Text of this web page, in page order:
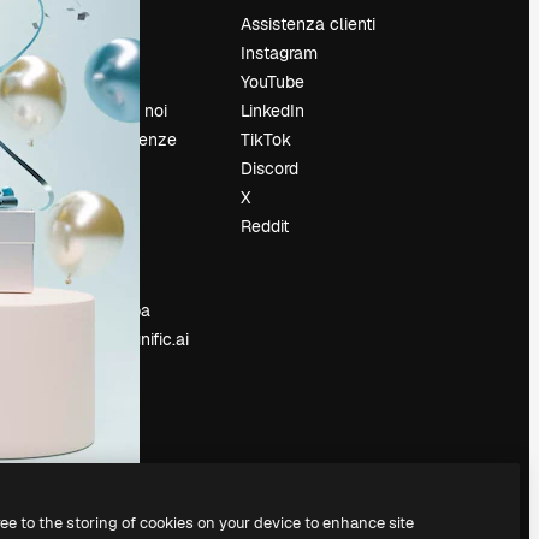
Prezzi
Chi siamo
Recensioni
Lavora con noi
Cerca tendenze
Eventi
Slidesgo
Vendi i tuoi
contenuti
Sala stampa
Cerchi magnific.ai
Assistenza clienti
Instagram
YouTube
LinkedIn
TikTok
Discord
X
Reddit
to the storing of cookies on your device to enhance site